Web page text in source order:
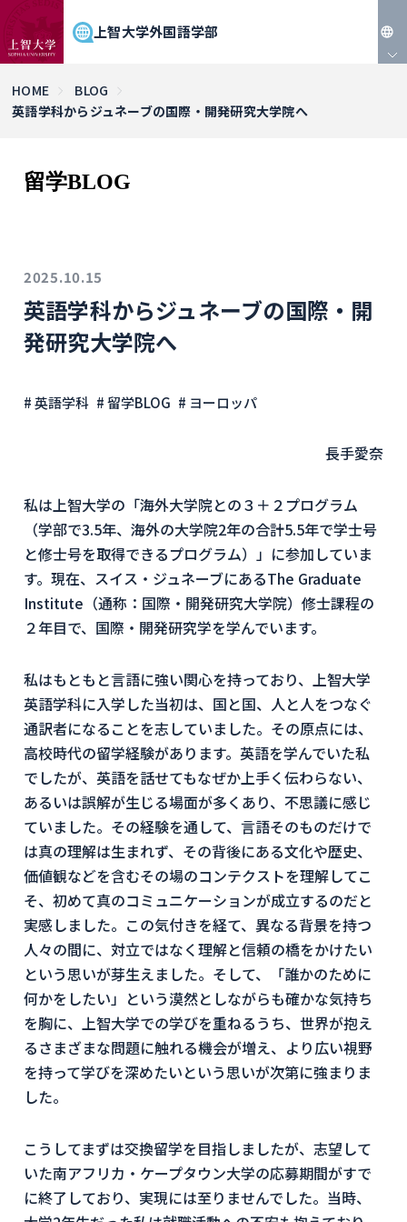
上智大学外国語学部
HOME
BLOG
英語学科からジュネーブの国際・開発研究大学院へ
留学BLOG
2025.10.15
英語学科からジュネーブの国際・開
発研究大学院へ
# 英語学科 # 留学BLOG # ヨーロッパ
長手愛奈
私は上智大学の「海外大学院との３＋２プログラム
（学部で3.5年、海外の大学院2年の合計5.5年で学士号
と修士号を取得できるプログラム）」に参加していま
す。現在、スイス・ジュネーブにあるThe Graduate
Institute（通称：国際・開発研究大学院）修士課程の
２年目で、国際・開発研究学を学んでいます。
私はもともと言語に強い関心を持っており、上智大学
英語学科に入学した当初は、国と国、人と人をつなぐ
通訳者になることを志していました。その原点には、
高校時代の留学経験があります。英語を学んでいた私
でしたが、英語を話せてもなぜか上手く伝わらない、
あるいは誤解が生じる場面が多くあり、不思議に感じ
ていました。その経験を通して、言語そのものだけで
は真の理解は生まれず、その背後にある文化や歴史、
価値観などを含むその場のコンテクストを理解してこ
そ、初めて真のコミュニケーションが成立するのだと
実感しました。この気付きを経て、異なる背景を持つ
人々の間に、対立ではなく理解と信頼の橋をかけたい
という思いが芽生えました。そして、「誰かのために
何かをしたい」という漠然としながらも確かな気持ち
を胸に、上智大学での学びを重ねるうち、世界が抱え
るさまざまな問題に触れる機会が増え、より広い視野
を持って学びを深めたいという思いが次第に強まりま
した。
こうしてまずは交換留学を目指しましたが、志望して
いた南アフリカ・ケープタウン大学の応募期間がすで
に終了しており、実現には至りませんでした。当時、